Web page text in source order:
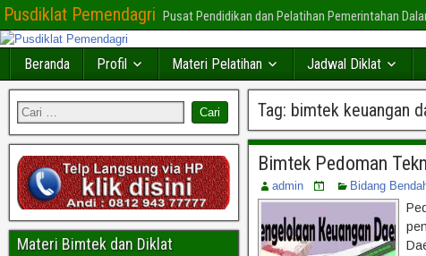
Pusdiklat Pemendagri Pusat Pendidikan dan Pelatihan Pemerintahan
Beranda Profil Materi Pelatihan Jadwal Diklat
Tag: bimtek keuangan
Bimtek Pedoman
admin Bidang
Materi Bimtek dan Diklat